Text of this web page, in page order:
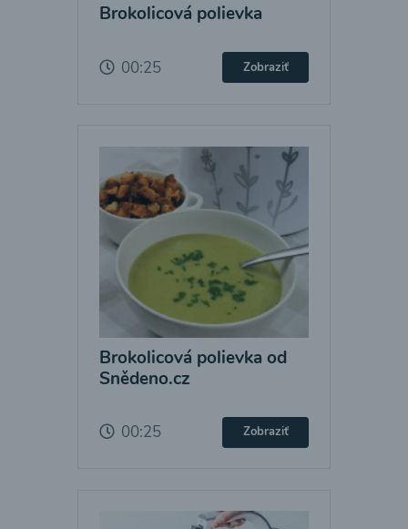
Brokolicová polievka
00:25 Zobraziť
Brokolicová polievka od
Snědeno.cz
00:25 Zobraziť